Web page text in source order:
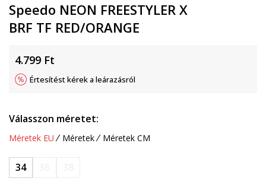
Speedo NEON FREESTYLER X
BRF TF RED/ORANGE
4.799 Ft
Értesítést kérek a leárazásról
Válasszon méretet:
Méretek EU Méretek Méretek CM
34